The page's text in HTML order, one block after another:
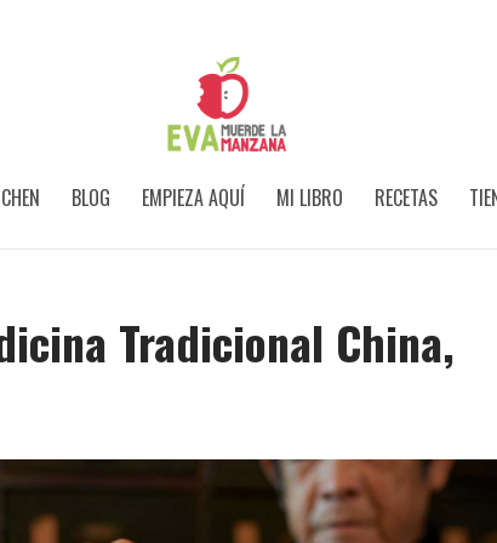
BLOG EMPIEZA AQUÍ MI LIBRO RECETAS
Tradicional China,